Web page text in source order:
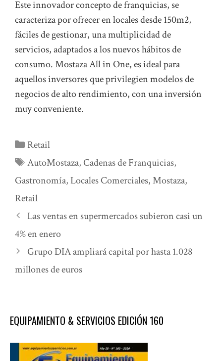
Este innovador concepto de franquicias, se
caracteriza por ofrecer en locales desde 150m2,
fáciles de gestionar, una multiplicidad de
servicios, adaptados a los nuevos hábitos de
consumo. Mostaza All in One, es ideal para
aquellos inversores que privilegien modelos de
negocios de alto rendimiento, con una inversión
muy conveniente.
Categorías
Retail
Etiquetas
AutoMostaza, Cadenas de Franquicias,
Gastronomía,Locales Comerciales,Mostaza,
Retail
Las ventas en supermercados subieron casi un
4% en enero
Grupo DIA ampliará capital por hasta 1.028
millones de euros
EQUIPAMIENTO & SERVICIOS EDICIÓN 160